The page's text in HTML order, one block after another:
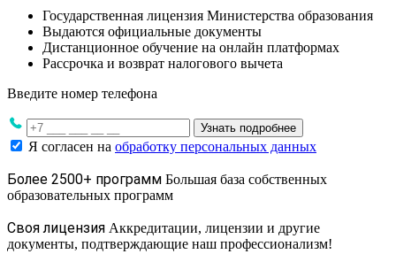
Государственная лицензия Министерства образования
Выдаются официальные документы
Дистанционное обучение на онлайн платформах
Рассрочка и возврат налогового вычета
Введите номер телефона
Узнать подробнее
Я согласен на обработку персональных данных
Более 2500+ программ Большая база собственных
образовательных программ
Своя лицензия Аккредитации, лицензии и другие
документы, подтверждающие наш профессионализм!